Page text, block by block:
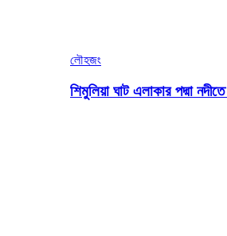
লৌহজং
শিমুলিয়া ঘাট এলাকার পদ্মা